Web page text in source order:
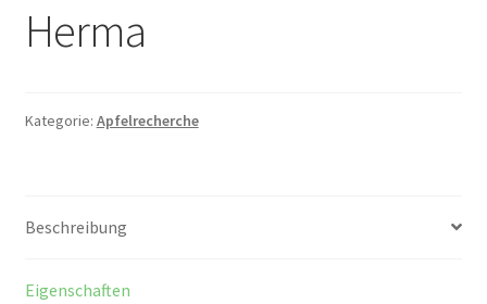
Herma
Kategorie: Apfelrecherche
Beschreibung
Eigenschaften